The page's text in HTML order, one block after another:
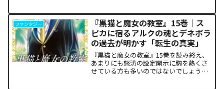
あまりにも重く、今後の世界の行方が気
になっている方も多いはずで...
ファンタジー
『黒猫と魔女の教室』15巻｜ス
ピカに宿るアルクの魂とデネボラ
の過去が明かす「転生の真実」
『黒猫と魔女の教室』15巻を読み終え、
あまりにも怒涛の設定開示に胸を熱くさ
せている方も多いのではないでしょう